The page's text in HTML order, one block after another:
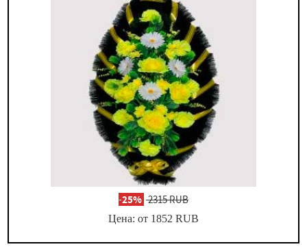
-25% 2315 RUB
Цена: от 1852 RUB